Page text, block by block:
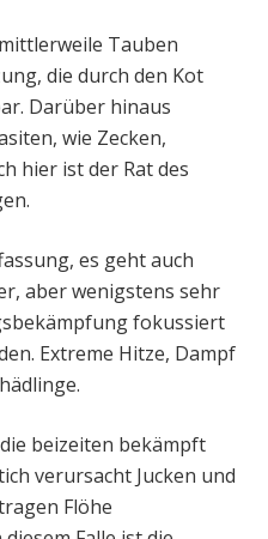
Tauben
die durch den Kot
Darüber hinaus
wie Zecken,
hier ist der Rat des
es geht auch
aber wenigstens sehr
fokussiert
Extreme Hitze, Dampf
beizeiten bekämpft
verursacht Jucken und
Flöhe